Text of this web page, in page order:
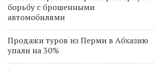
борьбу с брошенными
автомобилями
Продажи туров из Перми в Абхазию
упали на 30%